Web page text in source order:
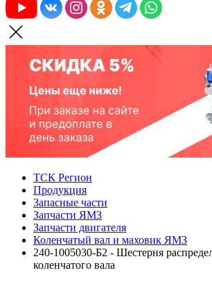
ТСК Регион
Продукция
Запасные части
Запчасти ЯМЗ
Запчасти двигателя
Коленчатый вал и маховик ЯМЗ
240-1005030-Б2 - Шестерня
коленчатого вала